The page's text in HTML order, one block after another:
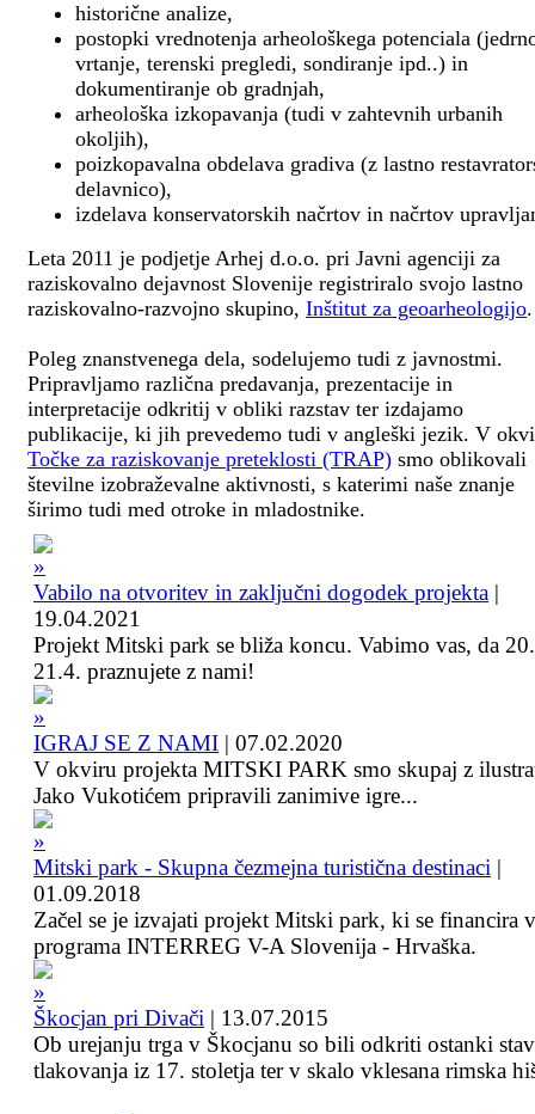
historične analize,
postopki vrednotenja arheološkega potenciala
vrtanje, terenski pregledi, sondiranje ipd..) in
dokumentiranje ob gradnjah,
arheološka izkopavanja (tudi v zahtevnih urbanih
okoljih),
poizkopavalna obdelava gradiva (z lastno
delavnico),
izdelava konservatorskih načrtov in načrtov
Leta 2011 je podjetje Arhej d.o.o. pri Javni agenciji za
raziskovalno dejavnost Slovenije registriralo svojo lastno
raziskovalno-razvojno skupino, Inštitut za geoarheologijo.
Poleg znanstvenega dela, sodelujemo tudi z javnostmi.
Pripravljamo različna predavanja, prezentacije in
interpretacije odkritij v obliki razstav ter izdajamo
publikacije, ki jih prevedemo tudi v angleški jezik. V
Točke za raziskovanje preteklosti (TRAP) smo oblikovali
številne izobraževalne aktivnosti, s katerimi naše znanje
širimo tudi med otroke in mladostnike.
Vabilo na otvoritev in zaključni dogodek projekta |
19.04.2021
Projekt Mitski park se bliža koncu. Vabimo vas, da
21.4. praznujete z nami!
IGRAJ SE Z NAMI | 07.02.2020
V okviru projekta MITSKI PARK smo skupaj z
Jako Vukotićem pripravili zanimive igre...
Mitski park - Skupna čezmejna turistična destinaci |
01.09.2018
Začel se je izvajati projekt Mitski park, ki se financira
programa INTERREG V-A Slovenija - Hrvaška.
Škocjan pri Divači | 13.07.2015
Ob urejanju trga v Škocjanu so bili odkriti ostanki
tlakovanja iz 17. stoletja ter v skalo vklesana rimska